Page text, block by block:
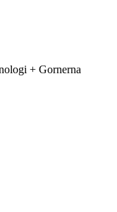
+ Gornerna